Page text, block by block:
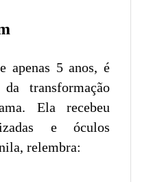
apenas 5 anos, é
transformação
Ela recebeu
e óculos
relembra: